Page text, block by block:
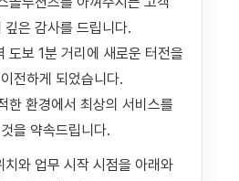
깊은 감사를 드립니다.
도보 1분 거리에 새로운 터전을
전하게 되었습니다.
한 환경에서 최상의 서비스를
을 약속드립니다.
치와 업무 시작 시점을 아래와